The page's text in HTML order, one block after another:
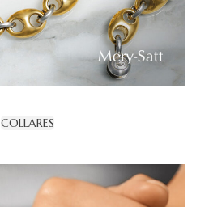
COLLARES